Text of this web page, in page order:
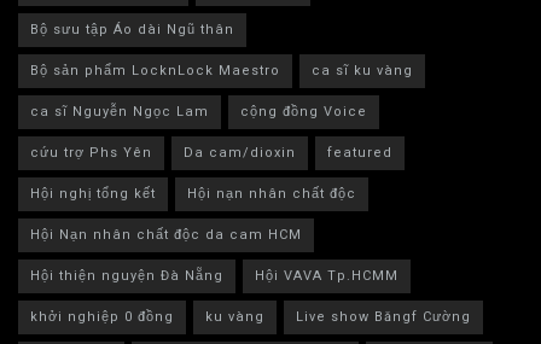
Bộ sưu tập Áo dài Ngũ thân
Bộ sản phẩm LocknLock Maestro
ca sĩ ku vàng
ca sĩ Nguyễn Ngọc Lam
cộng đồng Voice
cứu trợ Phs Yên
Da cam/dioxin
featured
Hội nghị tổng kết
Hội nạn nhân chất độc
Hội Nạn nhân chất độc da cam HCM
Hội thiện nguyện Đà Nẵng
Hội VAVA Tp.HCMM
khởi nghiệp 0 đồng
ku vàng
Live show Băngf Cường